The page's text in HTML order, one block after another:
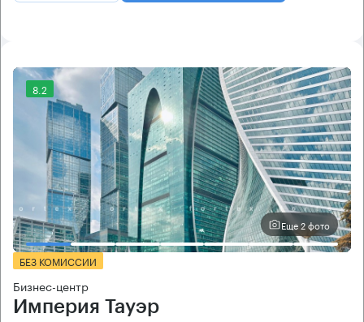
8.2
Еще 2 фото
БЕЗ КОМИССИИ
Бизнес-центр
Империя Тауэр